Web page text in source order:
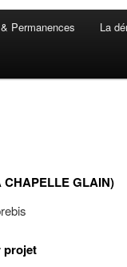
Permanences La
GLAIN)
projet